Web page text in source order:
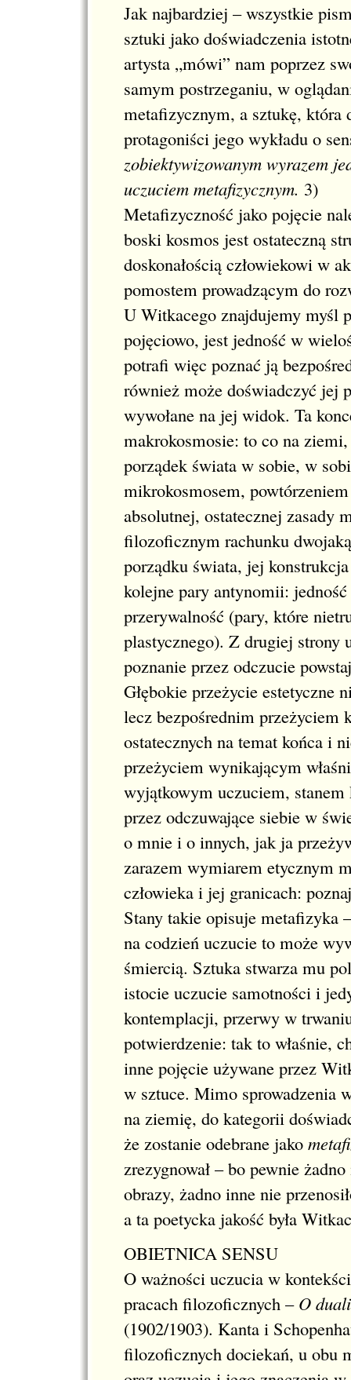
Jak najbardziej – wszystkie
sztuki jako doświadczenia
artysta „mówi” nam poprzez
samym postrzeganiu, w
metafizycznym, a sztukę, która
protagoniści jego wykładu o
zobiektywizowanym wyrazem
uczuciem metafizycznym. 3)
Metafizyczność jako pojęcie
boski kosmos jest ostateczną
doskonałością człowiekowi w
pomostem prowadzącym do
U Witkacego znajdujemy myśl
pojęciowo, jest jedność w
potrafi więc poznać ją
również może doświadczyć jej
wywołane na jej widok. Ta
makrokosmosie: to co na
porządek świata w sobie, w
mikrokosmosem,
absolutnej, ostatecznej zasady
filozoficznym rachunku
porządku świata, jej
kolejne pary antynomii:
przerywalność (pary, które
plastycznego). Z drugiej strony
poznanie przez odczucie
Głębokie przeżycie estetyczne
lecz bezpośrednim przeżyciem
ostatecznych na temat końca i
przeżyciem wynikającym
wyjątkowym uczuciem,
przez odczuwające siebie w
o mnie i o innych, jak ja
zarazem wymiarem etycznym
człowieka i jej granicach:
Stany takie opisuje metafizyka
na codzień uczucie to może
śmiercią. Sztuka stwarza mu
istocie uczucie samotności i
kontemplacji, przerwy w
potwierdzenie: tak to właśnie,
inne pojęcie używane przez
w sztuce. Mimo sprowadzenia
na ziemię, do kategorii
że zostanie odebrane jako
zrezygnował – bo pewnie
obrazy, żadno inne nie
a ta poetycka jakość była
OBIETNICA SENSU
O ważności uczucia w
pracach filozoficznych –O
(1902/1903). Kanta i
filozoficznych dociekań, u obu